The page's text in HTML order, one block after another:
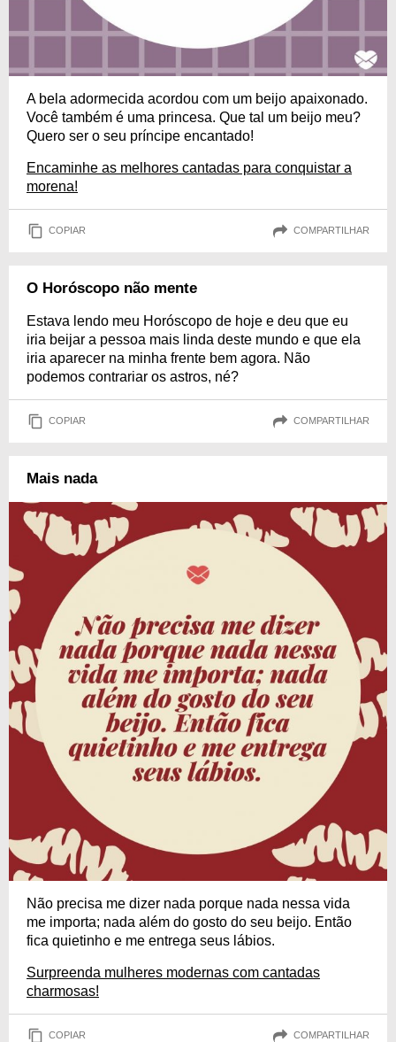
A bela adormecida acordou com um beijo apaixonado.
Você também é uma princesa. Que tal um beijo meu?
Quero ser o seu príncipe encantado!
Encaminhe as melhores cantadas para conquistar a
morena!
COPIAR COMPARTILHAR
O Horóscopo não mente
Estava lendo meu Horóscopo de hoje e deu que eu
iria beijar a pessoa mais linda deste mundo e que ela
iria aparecer na minha frente bem agora. Não
podemos contrariar os astros, né?
COPIAR COMPARTILHAR
Mais nada
Não precisa me dizer nada porque nada nessa vida
me importa; nada além do gosto do seu beijo. Então
fica quietinho e me entrega seus lábios.
Surpreenda mulheres modernas com cantadas
charmosas!
COPIAR COMPARTILHAR